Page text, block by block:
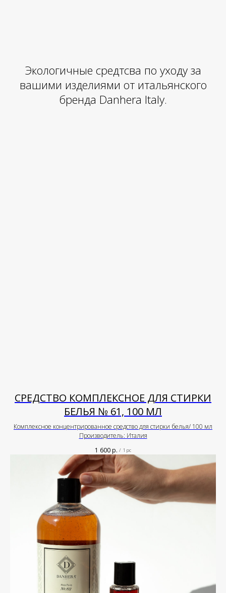
Экологичные средтсва по уходу за
вашими изделиями от итальянского
бренда Danhera Italy.
СРЕДСТВО КОМПЛЕКСНОЕ ДЛЯ СТИРКИ
БЕЛЬЯ № 61, 100 МЛ
Комплексное концентрированное средство для стирки белья/ 100 мл
Производитель: Италия
1 600р. / 1 pc